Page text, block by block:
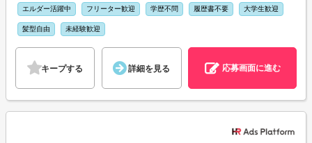
エルダー活躍中 フリーター歓迎 学歴不問 履歴書不要 大学生歓迎
髪型自由 未経験歓迎
キープする 詳細を見る 応募画面に進む